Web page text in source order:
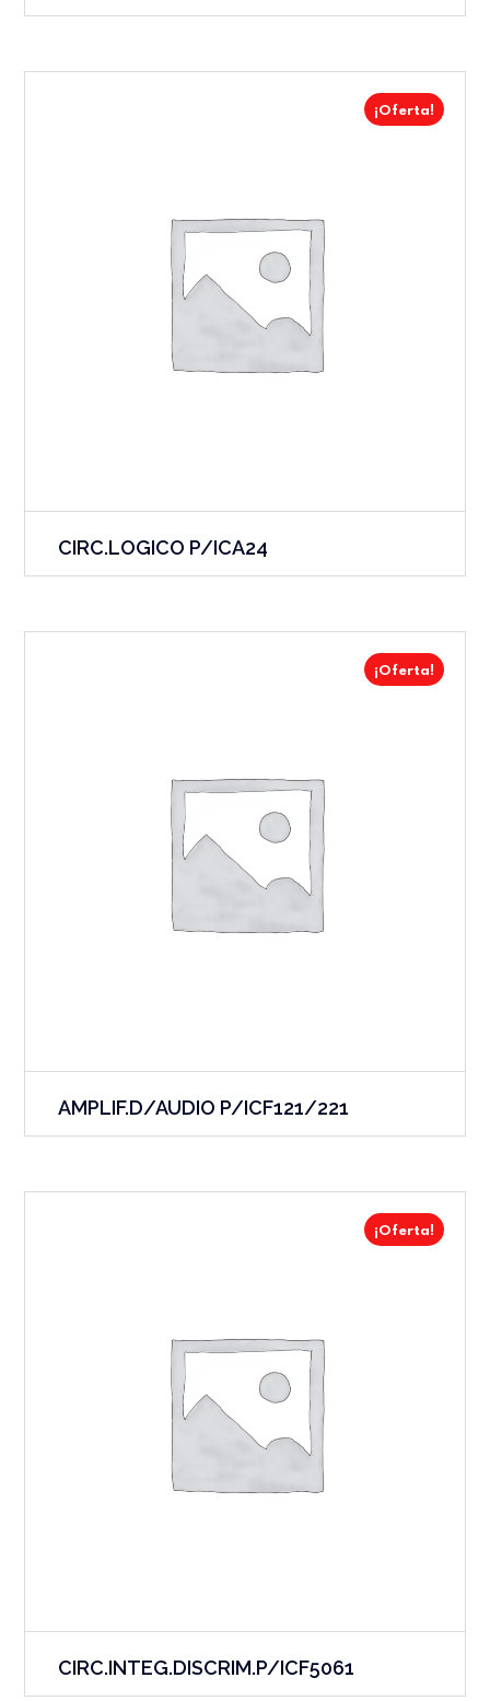
¡Oferta!
CIRC.LOGICO P/ICA24
¡Oferta!
AMPLIF.D/AUDIO P/ICF121/221
¡Oferta!
CIRC.INTEG.DISCRIM.P/ICF5061